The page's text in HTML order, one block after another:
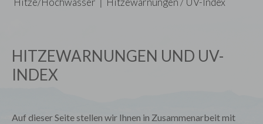
HITZEWARNUNGEN UND UV-
INDEX
Auf dieser Seite stellen wir Ihnen in Zusammenarbeit mit